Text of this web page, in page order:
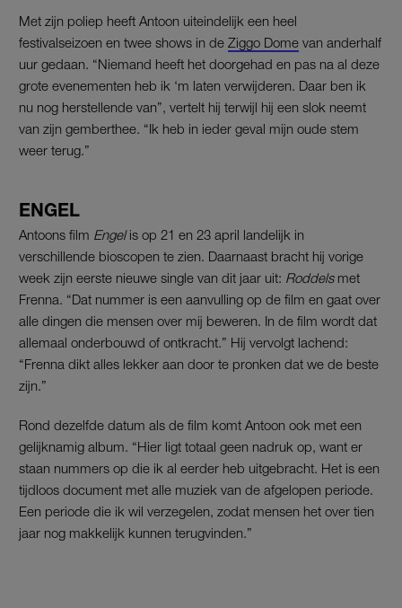
Met zijn poliep heeft Antoon uiteindelijk een heel
festivalseizoen en twee shows in de Ziggo Dome van anderhalf
uur gedaan. “Niemand heeft het doorgehad en pas na al deze
grote evenementen heb ik ‘m laten verwijderen. Daar ben ik
nu nog herstellende van”, vertelt hij terwijl hij een slok neemt
van zijn gemberthee. “Ik heb in ieder geval mijn oude stem
weer terug.”
ENGEL
Antoons film Engelis op 21 en 23 april landelijk in
verschillende bioscopen te zien. Daarnaast bracht hij vorige
week zijn eerste nieuwe single van dit jaar uit: Roddelsmet
Frenna. “Dat nummer is een aanvulling op de film en gaat over
alle dingen die mensen over mij beweren. In de film wordt dat
allemaal onderbouwd of ontkracht.” Hij vervolgt lachend:
“Frenna dikt alles lekker aan door te pronken dat we de beste
zijn.”
Rond dezelfde datum als de film komt Antoon ook met een
gelijknamig album. “Hier ligt totaal geen nadruk op, want er
staan nummers op die ik al eerder heb uitgebracht. Het is een
tijdloos document met alle muziek van de afgelopen periode.
Een periode die ik wil verzegelen, zodat mensen het over tien
jaar nog makkelijk kunnen terugvinden.”